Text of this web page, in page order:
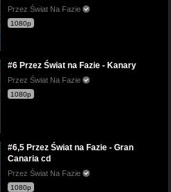
Przez Świat Na Fazie
1080p
#6 Przez Świat na Fazie - Kanary
Przez Świat Na Fazie
1080p
#6,5 Przez Świat na Fazie - Gran
Canaria cd
Przez Świat Na Fazie
1080p